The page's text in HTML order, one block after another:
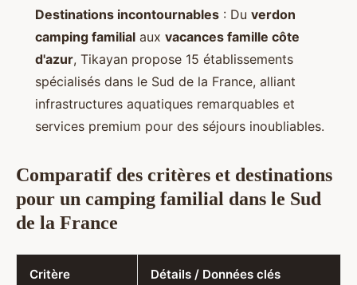
Destinations incontournables : Du verdon
camping familial aux vacances famille côte
d'azur, Tikayan propose 15 établissements
spécialisés dans le Sud de la France, alliant
infrastructures aquatiques remarquables et
services premium pour des séjours inoubliables.
Comparatif des critères et destinations
pour un camping familial dans le Sud
de la France
Critère Détails / Données clés